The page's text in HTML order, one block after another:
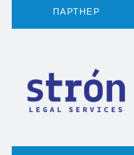
ПАРТНЕР